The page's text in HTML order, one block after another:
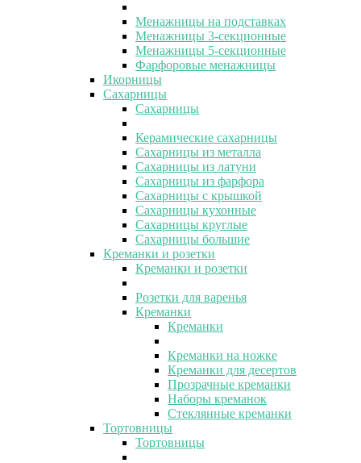
Менажницы на подставках
Менажницы 3-секционные
Менажницы 5-секционные
Фарфоровые менажницы
Икорницы
Сахарницы
Сахарницы
Керамические сахарницы
Сахарницы из металла
Сахарницы из латуни
Сахарницы из фарфора
Сахарницы с крышкой
Сахарницы кухонные
Сахарницы круглые
Сахарницы большие
Креманки и розетки
Креманки и розетки
Розетки для варенья
Креманки
Креманки
Креманки на ножке
Креманки для десертов
Прозрачные креманки
Наборы креманок
Стеклянные креманки
Тортовницы
Тортовницы